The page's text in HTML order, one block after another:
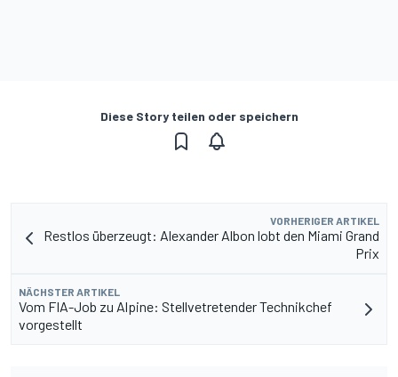
Diese Story teilen oder speichern
VORHERIGER ARTIKEL
Restlos überzeugt: Alexander Albon lobt den Miami Grand
Prix
NÄCHSTER ARTIKEL
Vom FIA-Job zu Alpine: Stellvetretender Technikchef
vorgestellt